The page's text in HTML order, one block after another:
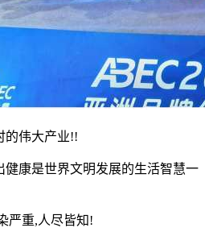
的伟大产业!!
健康是世界文明发展的生活智慧一
严重,人尽皆知!